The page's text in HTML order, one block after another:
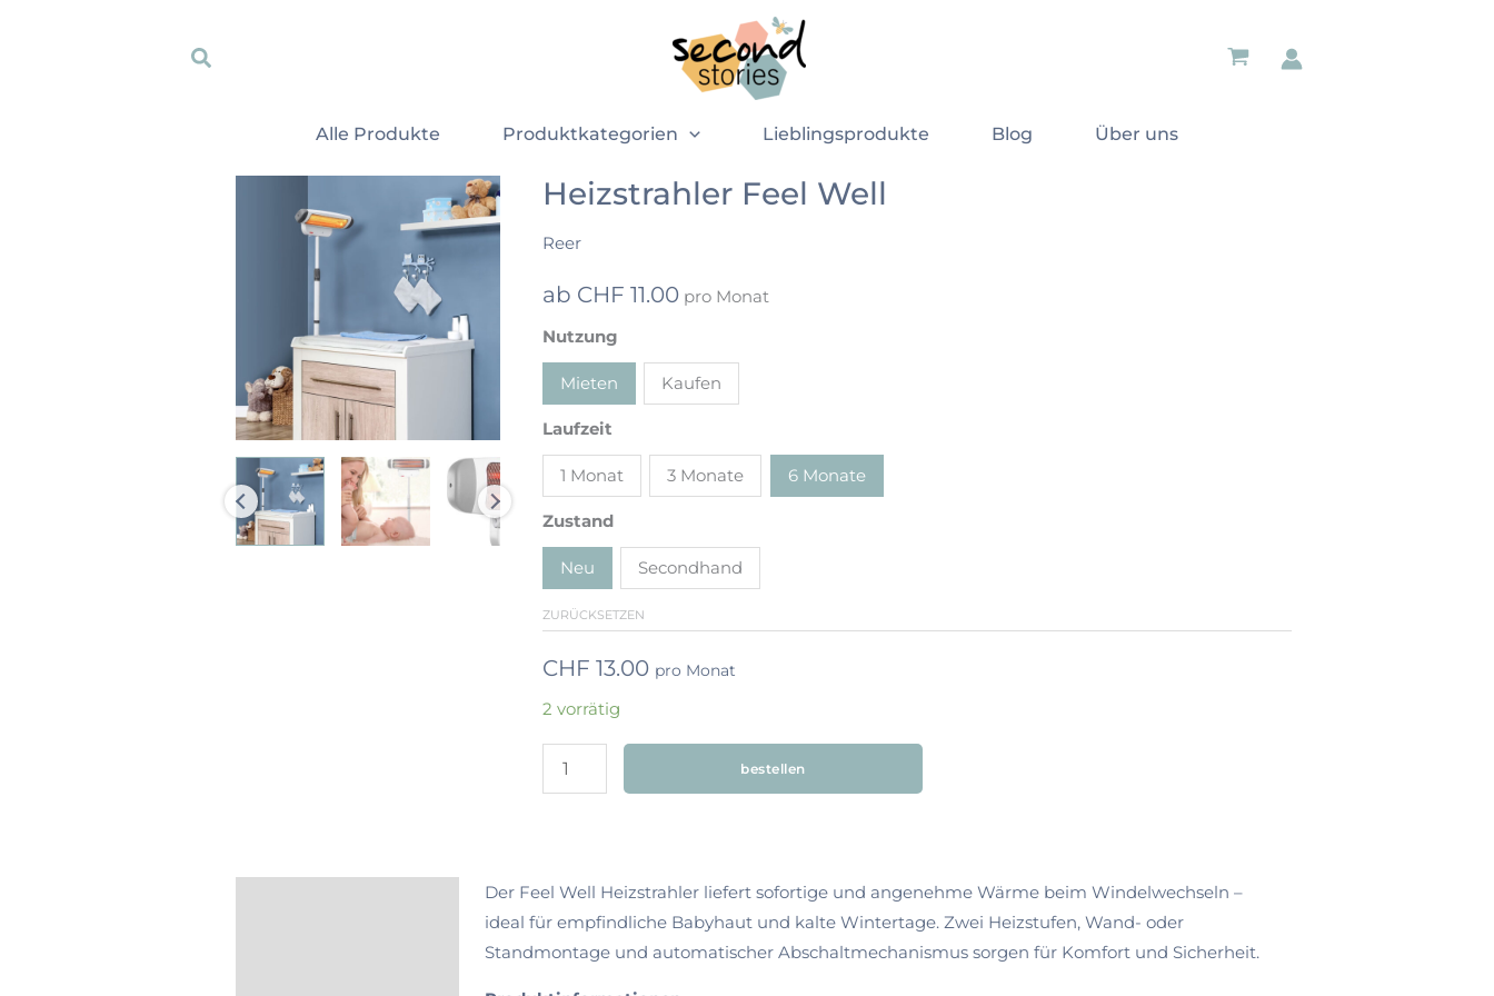
Suche
Alle Produkte Produktkategorien Lieblingsprodukte Blog Über uns
Heizstrahler Feel Well
Reer
ab CHF 11.00 pro Monat
Nutzung
Mieten Kaufen
Laufzeit
1 Monat 3 Monate 6 Monate
Zustand
Neu Secondhand
ZURÜCKSETZEN
CHF 13.00 pro Monat
2 vorrätig
Heizstrahler
Well
bestellen
Der Feel Well Heizstrahler liefert sofortige und angenehme Wärme beim Windelwechseln –
ideal für empfindliche Babyhaut und kalte Wintertage. Zwei Heizstufen, Wand- oder
Standmontage und automatischer Abschaltmechanismus sorgen für Komfort und Sicherheit.